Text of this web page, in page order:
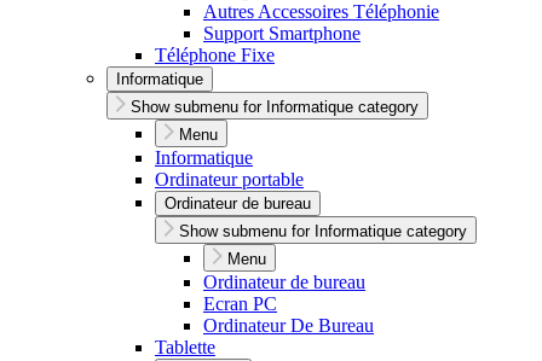
Autres Accessoires Téléphonie
Support Smartphone
Téléphone Fixe
Informatique
Show submenu for Informatique category
Menu
Informatique
Ordinateur portable
Ordinateur de bureau
Show submenu for Informatique category
Menu
Ordinateur de bureau
Ecran PC
Ordinateur De Bureau
Tablette